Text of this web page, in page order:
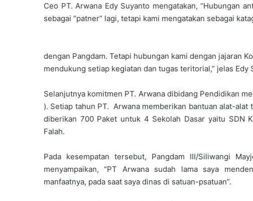
Ceo PT. Arwana Edy Suyanto mengatakan, “Hubungan
sebagai “patner” lagi, tetapi kami mengatakan sebagai
dengan Pangdam. Tetapi hubungan kami dengan jajaran
mendukung setiap kegiatan dan tugas teritorial,” jelas Edy
Selanjutnya komitmen PT. Arwana dibidang Pendidikan
). Setiap tahun PT. Arwana memberikan bantuan alat-
diberikan 700 Paket untuk 4 Sekolah Dasar yaitu SDN
Falah.
Pada kesempatan tersebut, Pangdam III/Siliwangi
menyampaikan, “PT Arwana sudah lama saya
manfaatnya, pada saat saya dinas di satuan-psatuan”.